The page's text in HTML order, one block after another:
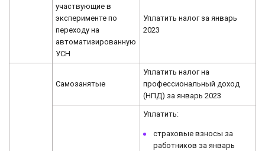
участвующие в
эксперименте по
переходу на
автоматизированную
УСН
Уплатить налог за январь
2023
Самозанятые
Уплатить налог на
профессиональный доход
(НПД) за январь 2023
Уплатить:
страховые взносы за
работников за январь